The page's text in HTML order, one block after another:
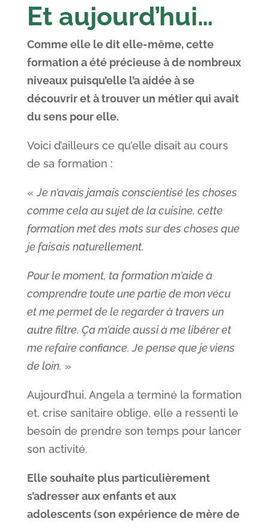
Et aujourd’hui…
Comme elle le dit elle-même, cette
formation a été précieuse à de nombreux
niveaux puisqu’elle l’a aidée à se
découvrir et à trouver un métier qui avait
du sens pour elle.
Voici d’ailleurs ce qu’elle disait au cours
de sa formation :
«Je n’avais jamais conscientisé les choses
comme cela au sujet de la cuisine, cette
formation met des mots sur des choses que
je faisais naturellement.
Pour le moment, ta formation m’aide à
comprendre toute une partie de mon vécu
et me permet de le regarder à travers un
autre filtre. Ça m’aide aussi à me libérer et
me refaire confiance. Je pense que je viens
de loin. »
Aujourd’hui, Angela a terminé la formation
et, crise sanitaire oblige, elle a ressenti le
besoin de prendre son temps pour lancer
son activité.
Elle souhaite plus particulièrement
s’adresser aux enfants et aux
adolescents (son expérience de mère de